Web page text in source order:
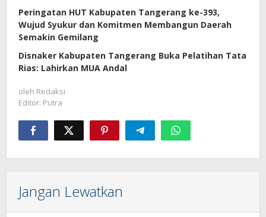
Peringatan HUT Kabupaten Tangerang ke-393,
Wujud Syukur dan Komitmen Membangun Daerah
Semakin Gemilang
Disnaker Kabupaten Tangerang Buka Pelatihan Tata
Rias: Lahirkan MUA Andal
oleh Redaksi
Editor: Putra
Jangan Lewatkan